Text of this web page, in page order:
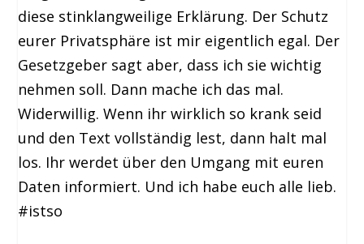
diese stinklangweilige Erklärung. Der Schutz
eurer Privatsphäre ist mir eigentlich egal. Der
Gesetzgeber sagt aber, dass ich sie wichtig
nehmen soll. Dann mache ich das mal.
Widerwillig. Wenn ihr wirklich so krank seid
und den Text vollständig lest, dann halt mal
los. Ihr werdet über den Umgang mit euren
Daten informiert. Und ich habe euch alle lieb.
#istso